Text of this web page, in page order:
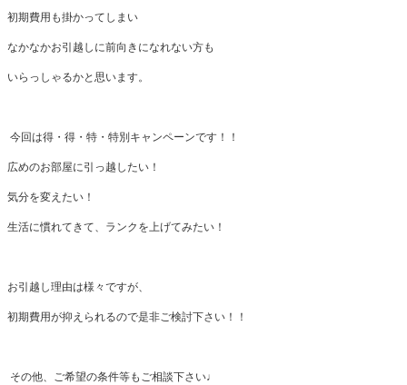
初期費用も掛かってしまい
なかなかお引越しに前向きになれない方も
いらっしゃるかと思います。
今回は得・得・特・特別キャンペーンです！！
広めのお部屋に引っ越したい！
気分を変えたい！
生活に慣れてきて、ランクを上げてみたい！
お引越し理由は様々ですが、
初期費用が抑えられるので是非ご検討下さい！！
その他、ご希望の条件等もご相談下さい♩